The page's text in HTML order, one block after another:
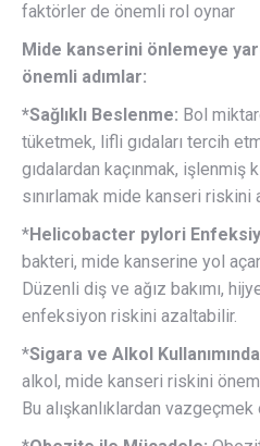
faktörler de önemli rol oynar
Mide kanserini önlemeye
önemli adımlar:
*Sağlıklı Beslenme: Bol
tüketmek, lifli gıdaları tercih
gıdalardan kaçınmak, işlenmiş
sınırlamak mide kanseri riskini
*Helicobacter pylori
bakteri, mide kanserine yol
Düzenli diş ve ağız bakımı,
enfeksiyon riskini azaltabilir.
*Sigara ve Alkol
alkol, mide kanseri riskini
Bu alışkanlıklardan